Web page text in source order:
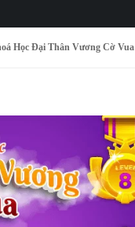
Học Đại Thân Vương Cờ